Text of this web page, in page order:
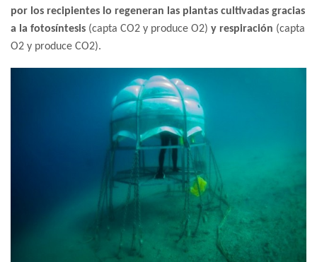
por los recipientes lo regeneran las plantas cultivadas gracias
a la fotosíntesis (capta CO2 y produce O2) y respiración (capta
O2 y produce CO2).